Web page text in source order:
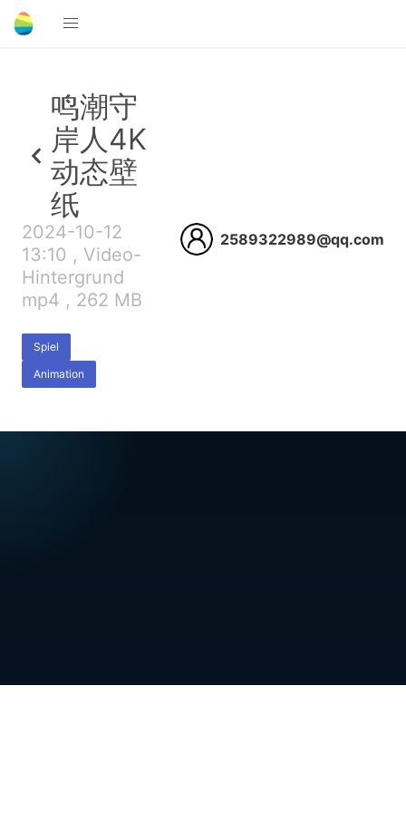
鸣潮守
岸人4K
动态壁
纸
2024-10-12
13:10 , Video-
Hintergrund
mp4 , 262 MB
Spiel
Animation
2589322989@qq.com